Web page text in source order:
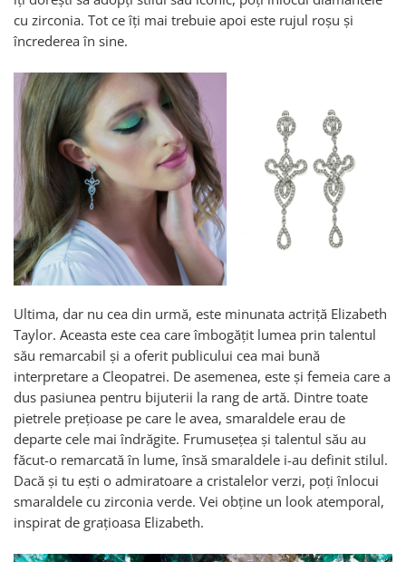
cu zirconia. Tot ce îți mai trebuie apoi este rujul roșu și
încrederea în sine.
Ultima, dar nu cea din urmă, este minunata actriță Elizabeth
Taylor. Aceasta este cea care îmbogățit lumea prin talentul
său remarcabil și a oferit publicului cea mai bună
interpretare a Cleopatrei. De asemenea, este și femeia care a
dus pasiunea pentru bijuterii la rang de artă. Dintre toate
pietrele prețioase pe care le avea, smaraldele erau de
departe cele mai îndrăgite. Frumusețea și talentul său au
făcut-o remarcată în lume, însă smaraldele i-au definit stilul.
Dacă și tu ești o admiratoare a cristalelor verzi, poți înlocui
smaraldele cu zirconia verde. Vei obține un look atemporal,
inspirat de grațioasa Elizabeth.